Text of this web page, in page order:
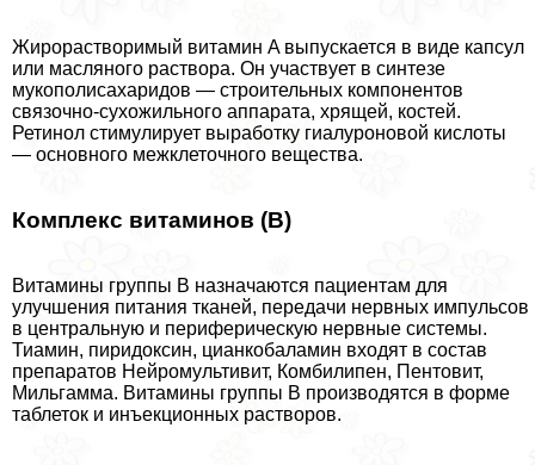
Жирорастворимый витамин A выпускается в виде капсул
или масляного раствора. Он участвует в синтезе
мукополисахаридов — строительных компонентов
связочно-сухожильного аппарата, хрящей, костей.
Ретинол стимулирует выработку гиалуроновой кислоты
— основного межклеточного вещества.
Комплекс витаминов (B)
Витамины группы B назначаются пациентам для
улучшения питания тканей, передачи нервных импульсов
в центральную и периферическую нервные системы.
Тиамин, пиридоксин, цианкобаламин входят в состав
препаратов Нейромультивит, Комбилипен, Пентовит,
Мильгамма. Витамины группы B производятся в форме
таблеток и инъекционных растворов.